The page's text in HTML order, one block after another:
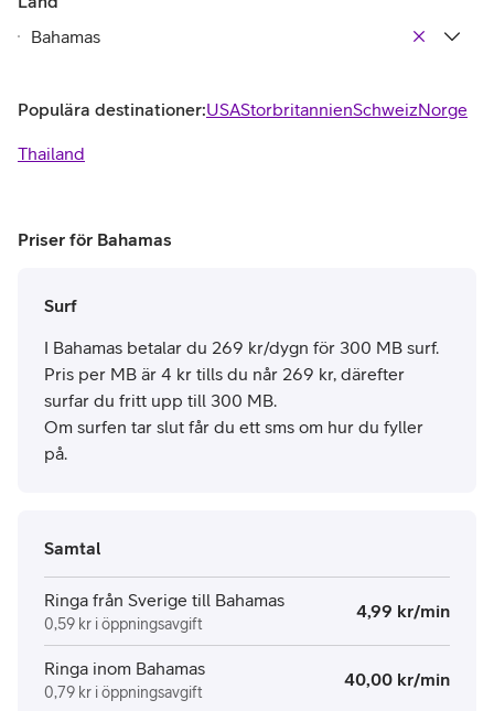
Populära destinationer:USAStorbritannienSchweizNorge
Thailand
Priser för Bahamas
Surf
I Bahamas betalar du 269 kr/dygn för 300 MB surf.
Pris per MB är 4 kr tills du når 269 kr, därefter
surfar du fritt upp till 300 MB.
Om surfen tar slut får du ett sms om hur du fyller
på.
Samtal
Ringa från Sverige till Bahamas
0,59 kr i öppningsavgift
4,99 kr/min
Ringa inom Bahamas
0,79 kr i öppningsavgift
40,00 kr/min